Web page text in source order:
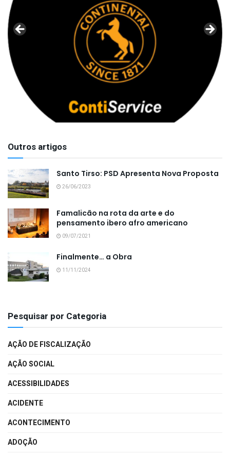
Outros artigos
Santo Tirso: PSD Apresenta Nova Proposta
26/06/2023
Famalicão na rota da arte e do
pensamento ibero afro americano
09/07/2021
Finalmente… a Obra
11/11/2024
Pesquisar por Categoria
AÇÃO DE FISCALIZAÇÃO
AÇÃO SOCIAL
ACESSIBILIDADES
ACIDENTE
ACONTECIMENTO
ADOÇÃO